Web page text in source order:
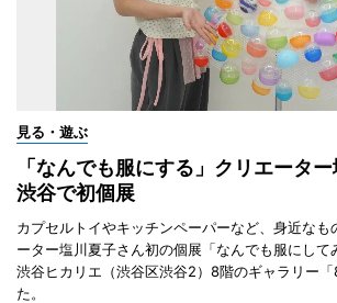
見る・遊ぶ
「なんでも服にする」クリエーター
渋谷で初個展
カプセルトイやキッチンペーパーなど、身近なも
ーター塩川夏子さん初の個展「なんでも服にして
渋谷ヒカリエ（渋谷区渋谷2）8階のギャラリー
た。